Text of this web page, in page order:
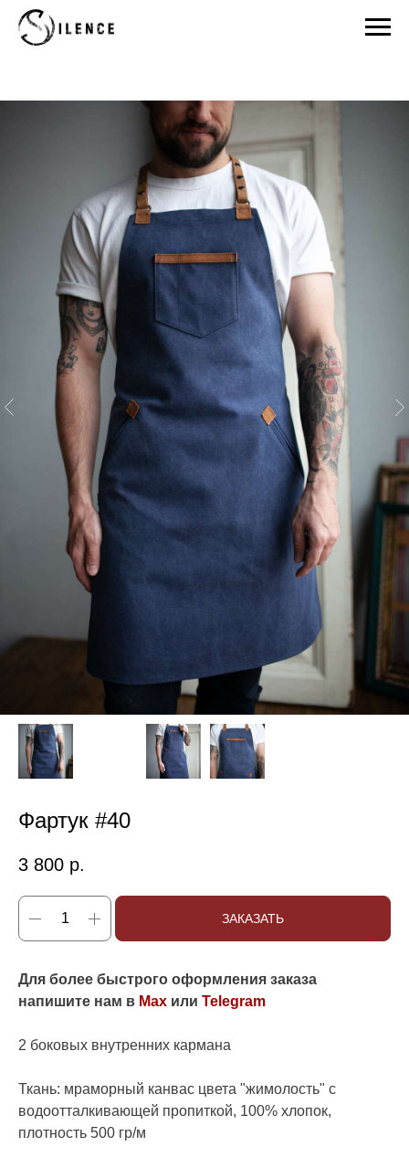
Фартук #40
3 800 р.
ЗАКАЗАТЬ
Для более быстрого оформления заказа
напишите нам в Max или Telegram
2 боковых внутренних кармана
Ткань: мраморный канвас цвета "жимолость" с
водоотталкивающей пропиткой, 100% хлопок,
плотность 500 гр/м